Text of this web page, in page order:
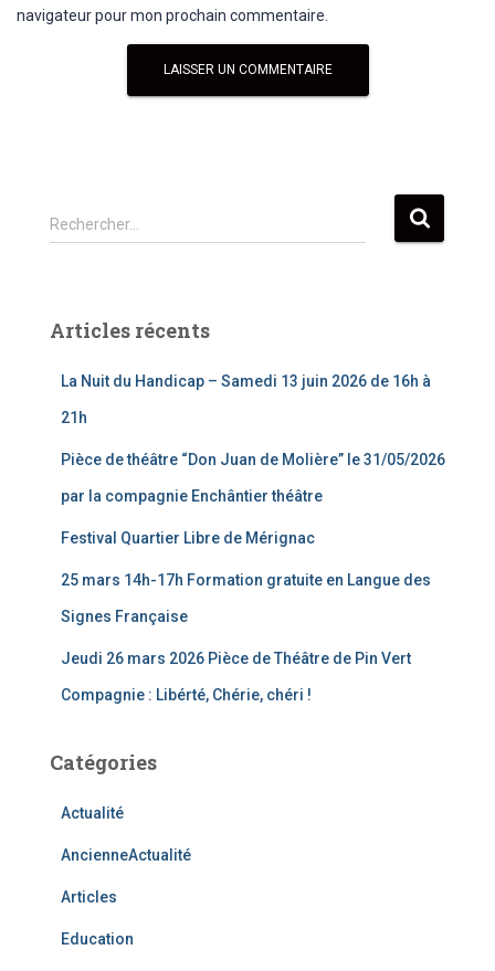
navigateur pour mon prochain commentaire.
R
e
r
Rechercher…
Articles récents
La Nuit du Handicap – Samedi 13 juin 2026 de 16h à
21h
Pièce de théâtre “Don Juan de Molière” le 31/05/2026
par la compagnie Enchântier théâtre
Festival Quartier Libre de Mérignac
25 mars 14h-17h Formation gratuite en Langue des
Signes Française
Jeudi 26 mars 2026 Pièce de Théâtre de Pin Vert
Compagnie : Libérté, Chérie, chéri !
Catégories
Actualité
AncienneActualité
Articles
Education